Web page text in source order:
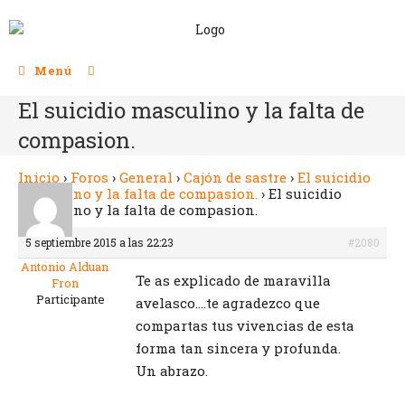
Menú
El suicidio masculino y la falta de
compasion.
Inicio › Foros › General › Cajón de sastre › El suicidio
masculino y la falta de compasion. › El suicidio
masculino y la falta de compasion.
5 septiembre 2015 a las 22:23 #2080
Antonio Alduan
Fron
Participante
Te as explicado de maravilla
avelasco….te agradezco que
compartas tus vivencias de esta
forma tan sincera y profunda.
Un abrazo.